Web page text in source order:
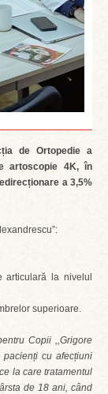
de Ortopedie a
artoscopie 4K, în
a 3,5%
articulară la nivelul
superioare.
Copii ,,Grigore
cu afecțiuni
la care tratamentul
de 18 ani, când